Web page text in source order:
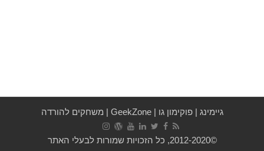
גיימינג| פוקימון גו|
GeekZone
| משחקים להורדה
©2012-2020, כל הזכויות שמורות לבעלי האתר